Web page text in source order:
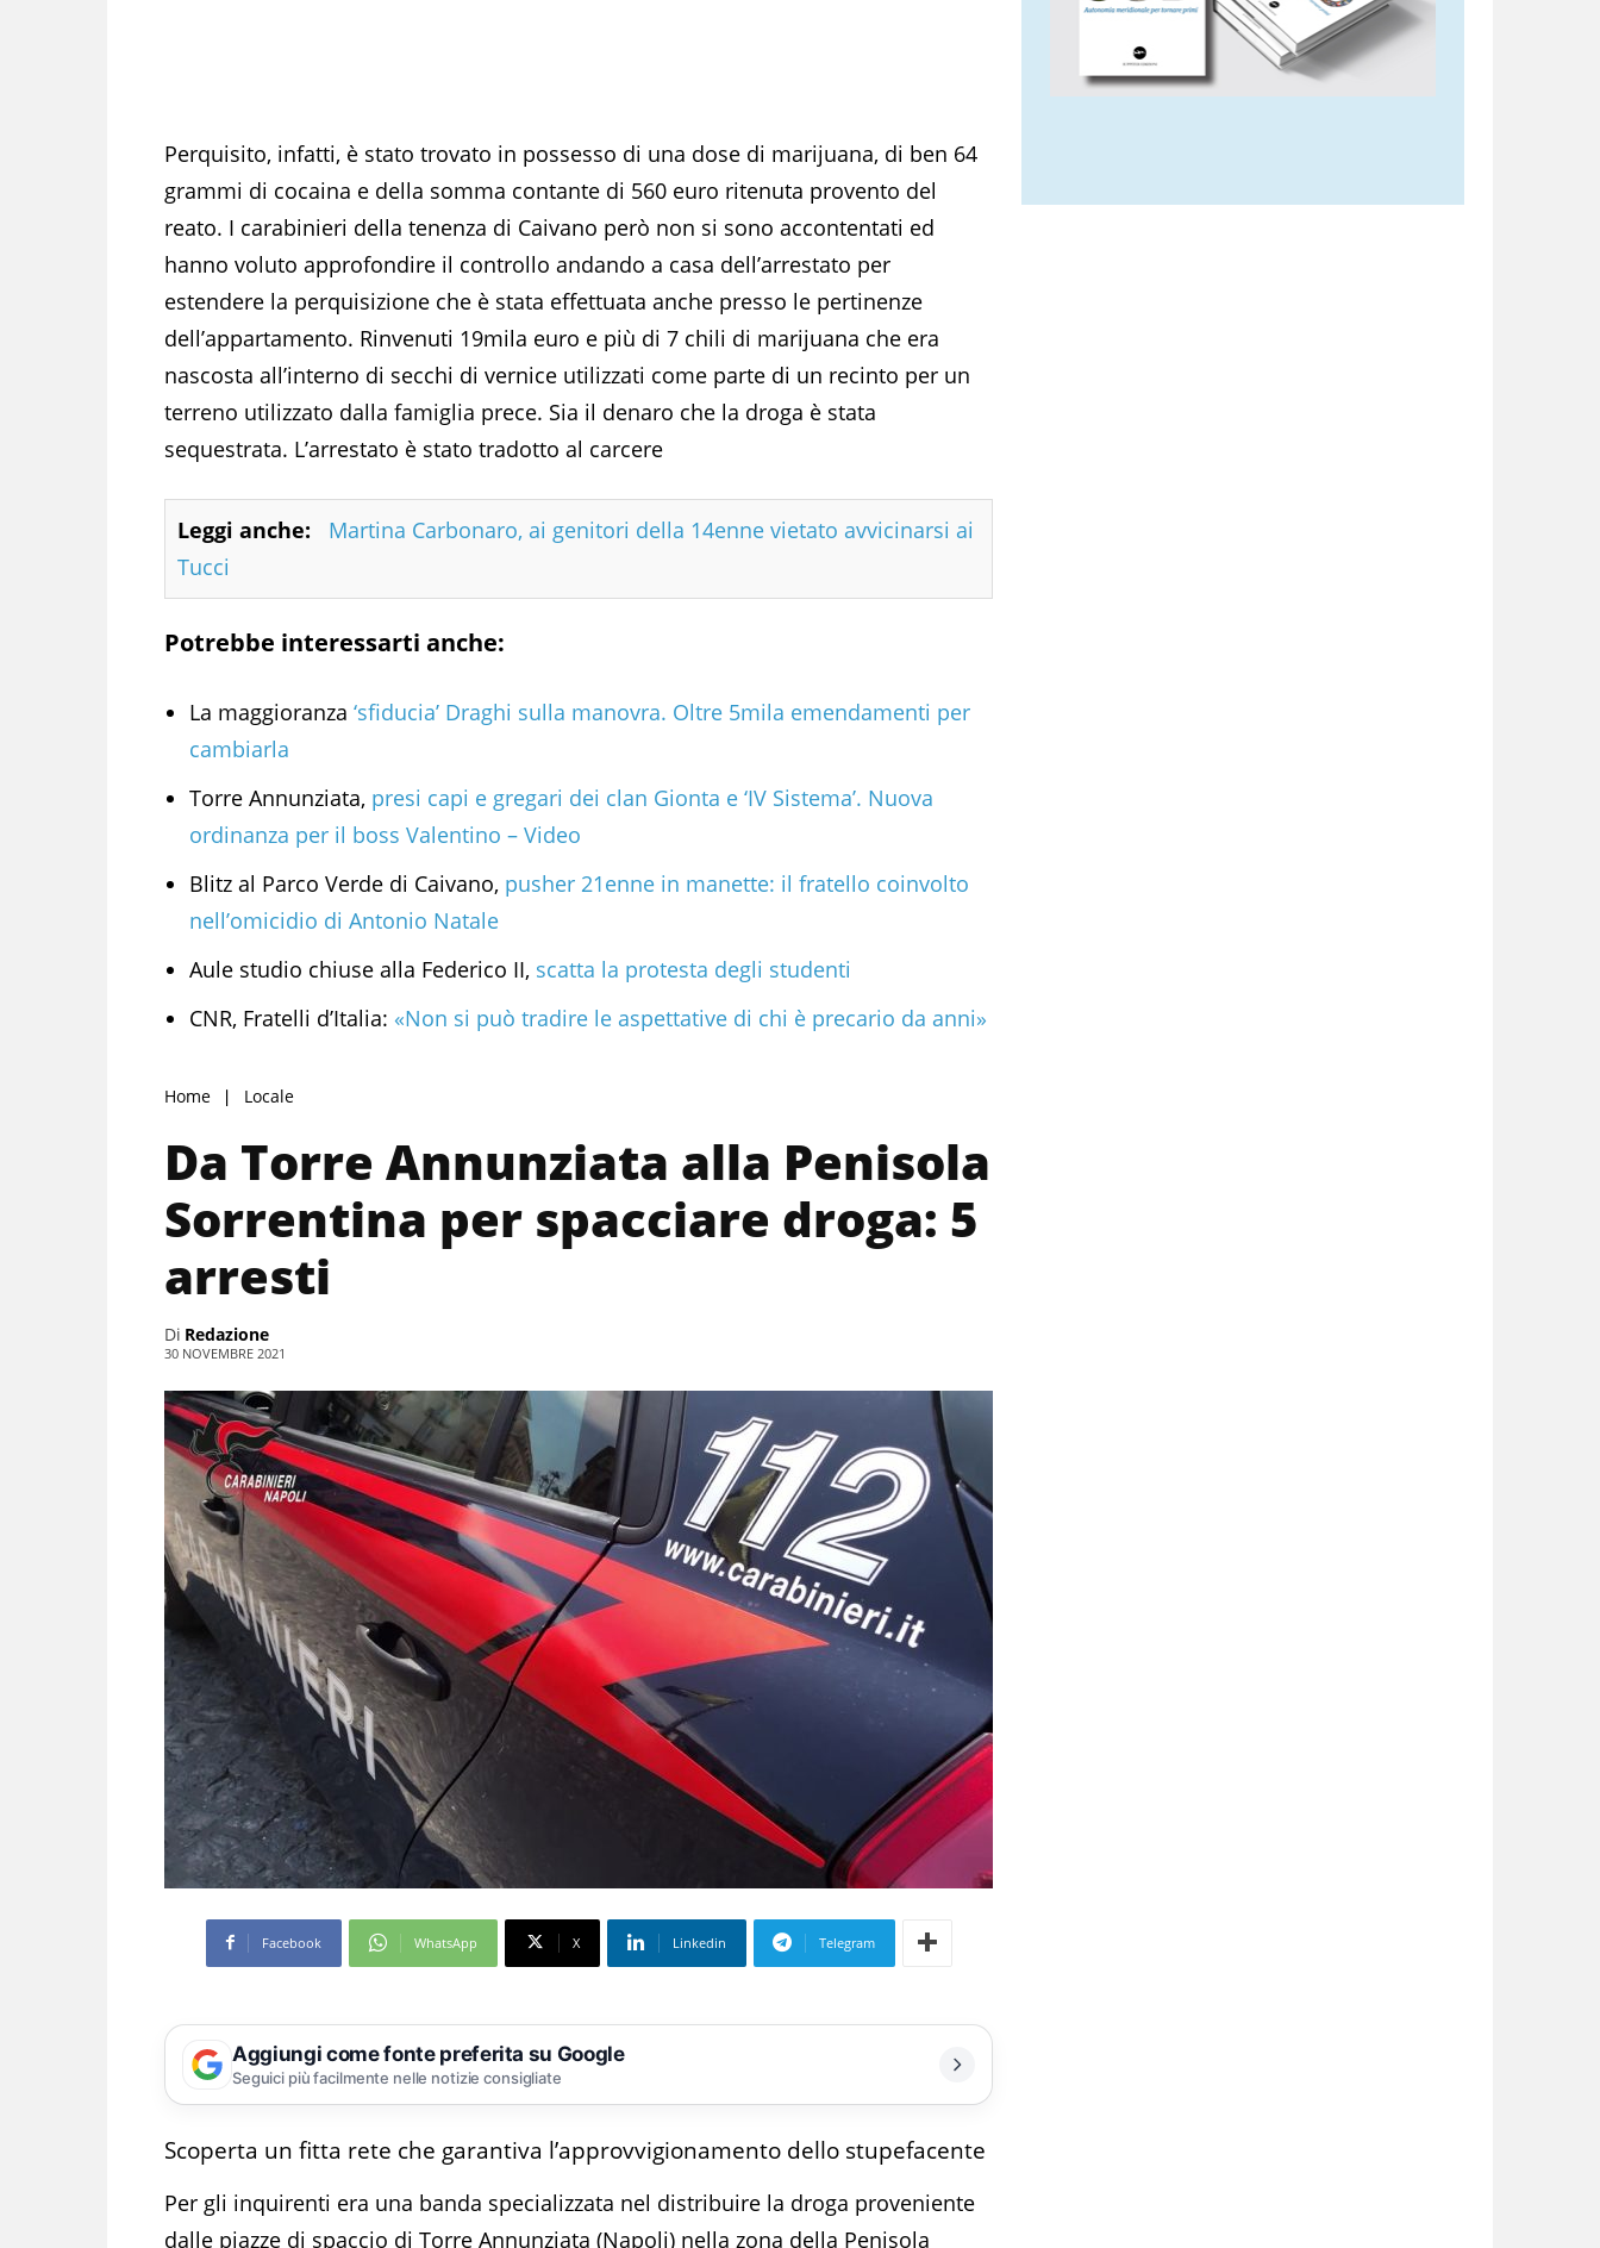
Perquisito, infatti, è stato trovato in possesso di una dose di marijuana, di ben 64
grammi di cocaina e della somma contante di 560 euro ritenuta provento del
reato. I carabinieri della tenenza di Caivano però non si sono accontentati ed
hanno voluto approfondire il controllo andando a casa dell’arrestato per
estendere la perquisizione che è stata effettuata anche presso le pertinenze
dell’appartamento. Rinvenuti 19mila euro e più di 7 chili di marijuana che era
nascosta all’interno di secchi di vernice utilizzati come parte di un recinto per un
terreno utilizzato dalla famiglia prece. Sia il denaro che la droga è stata
sequestrata. L’arrestato è stato tradotto al carcere
Leggi anche:
Martina Carbonaro, ai genitori della 14enne vietato avvicinarsi ai
Tucci
Potrebbe interessarti anche:
La maggioranza ‘sfiducia’ Draghi sulla manovra. Oltre 5mila emendamenti per
cambiarla
Torre Annunziata, presi capi e gregari dei clan Gionta e ‘IV Sistema’. Nuova
ordinanza per il boss Valentino – Video
Blitz al Parco Verde di Caivano, pusher 21enne in manette: il fratello coinvolto
nell’omicidio di Antonio Natale
Aule studio chiuse alla Federico II, scatta la protesta degli studenti
CNR, Fratelli d’Italia: «Non si può tradire le aspettative di chi è precario da anni»
Home Locale
Da Torre Annunziata alla Penisola
Sorrentina per spacciare droga: 5
arresti
Di Redazione
30 NOVEMBRE 2021
Facebook WhatsApp X Linkedin Telegram
Aggiungi come fonte preferita su Google
Seguici più facilmente nelle notizie consigliate
Scoperta un fitta rete che garantiva l’approvvigionamento dello stupefacente
Per gli inquirenti era una banda specializzata nel distribuire la droga proveniente
dalle piazze di spaccio di Torre Annunziata (Napoli) nella zona della Penisola